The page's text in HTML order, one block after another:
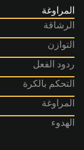
المراوغة
الرشاقة
التوازن
ردود الفعل
التحكم بالكرة
المراوغة
الهدوء